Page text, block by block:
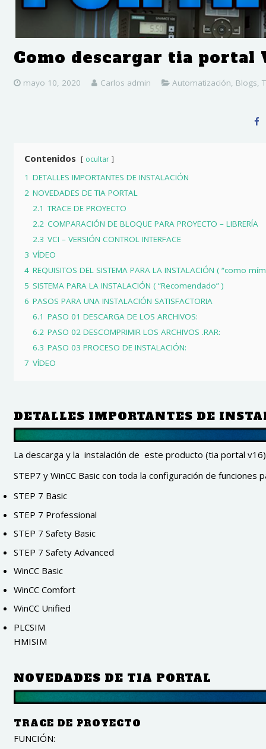
Como descargar tia portal
mayo 10, 2020 Carlos admin Automatización, Blogs,
Contenidos ocultar
1 DETALLES IMPORTANTES DE INSTALACIÓN
2 NOVEDADES DE TIA PORTAL
2.1 TRACE DE PROYECTO
2.2 COMPARACIÓN DE BLOQUE PARA PROYECTO – LIBRERÍA
2.3 VCI – VERSIÓN CONTROL INTERFACE
3 VÍDEO
4 REQUISITOS DEL SISTEMA PARA LA INSTALACIÓN ( “como
5 SISTEMA PARA LA INSTALACIÓN ( “Recomendado” )
6 PASOS PARA UNA INSTALACIÓN SATISFACTORIA
6.1 PASO 01 DESCARGA DE LOS ARCHIVOS:
6.2 PASO 02 DESCOMPRIMIR LOS ARCHIVOS .RAR:
6.3 PASO 03 PROCESO DE INSTALACIÓN:
7 VÍDEO
DETALLES IMPORTANTES DE
La descarga y la instalación de este producto (tia portal
STEP7 y WinCC Basic con toda la configuración de funciones
STEP 7 Basic
STEP 7 Professional
STEP 7 Safety Basic
STEP 7 Safety Advanced
WinCC Basic
WinCC Comfort
WinCC Unified
PLCSIM
HMISIM
NOVEDADES DE TIA PORTAL
TRACE DE PROYECTO
FUNCIÓN: